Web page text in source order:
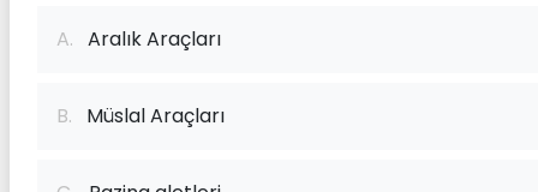
A. Aralık Araçları
B. Müslal Araçları